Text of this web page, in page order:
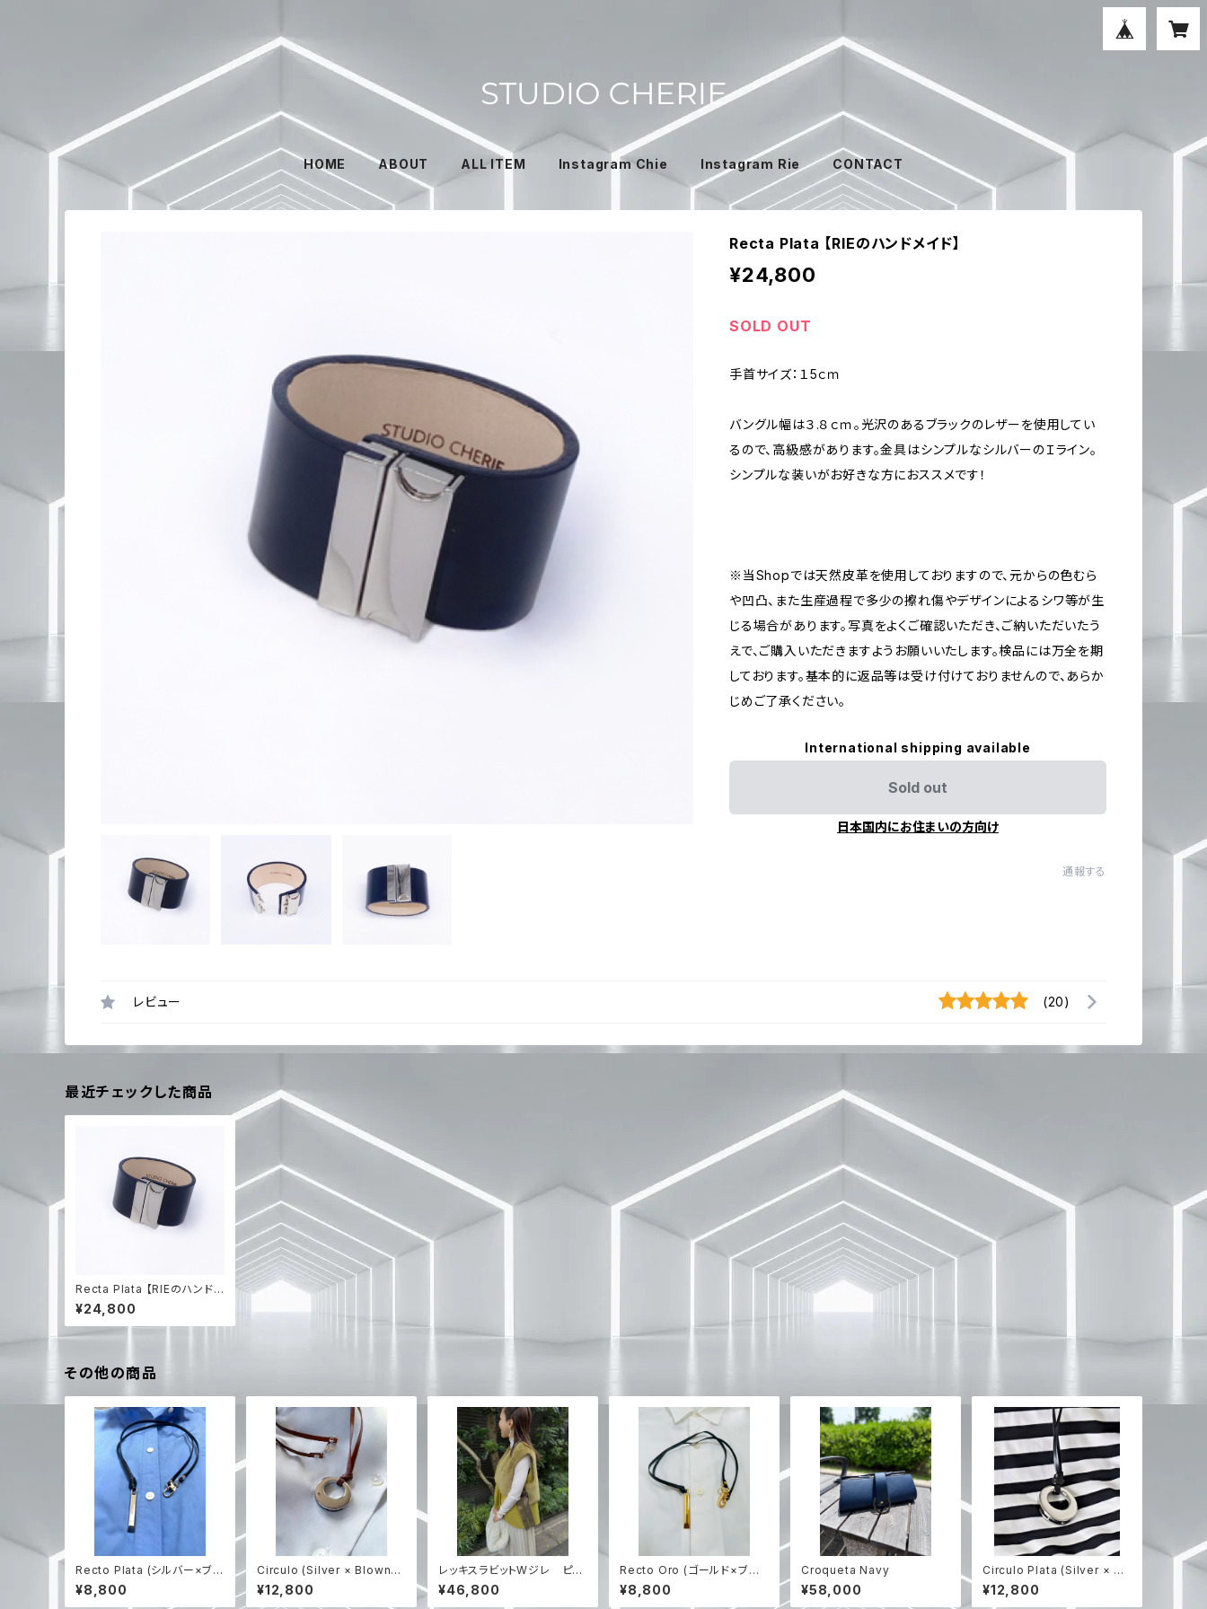
HOME ABOUT ALL ITEM Instagram Chie Instagram Rie CONTACT
Recta Plata 【RIEのハンドメイド】
¥24,800
SOLD OUT
手首サイズ：１5ｃｍ
バングル幅は３.８ｃｍ。光沢のあるブラックのレザーを使用してい
るので、高級感があります。金具はシンプルなシルバーのＩライン。
シンプルな装いがお好きな方におススメです！
※当Shopでは天然皮革を使用しておりますので、元からの色むら
や凹凸、また生産過程で多少の擦れ傷やデザインによるシワ等が生
じる場合があります。写真をよくご確認いただき、ご納いただいたう
えで、ご購入いただきますようお願いいたします。検品には万全を期
しております。基本的に返品等は受け付けておりませんので、あらか
じめご了承ください。
International shipping available
Sold out
日本国内にお住まいの方向け
通報する
レビュー (20)
最近チェックした商品
Recta Plata 【RIEのハンドメ
イド】
¥24,800
その他の商品
Recto Plata (シルバー×ブラ
ックレザー紐のみ) 【RIEのハ
ンドメイド】
¥8,800
Circulo (Silver × Blownレ
ザー) 【RIEのハンドメイド】
¥12,800
レッキスラビットWジレ ピス
タチオグリーン 再入荷
¥46,800
Recto Oro (ゴールド×ブラッ
クレザー紐のみ) 【RIEのハン
ドメイド】
¥8,800
Croqueta Navy
¥58,000
Circulo Plata (Silver × Bl
ack レザー) 【RIEのハンドメ
イド】
¥12,800